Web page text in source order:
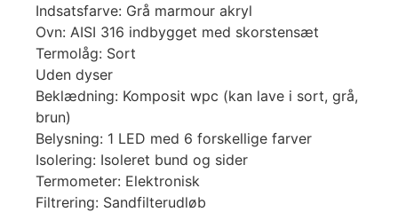
Indsatsfarve: Grå marmour akryl
Ovn: AISI 316 indbygget med skorstensæt
Termolåg: Sort
Uden dyser
Beklædning: Komposit wpc (kan lave i sort, grå,
brun)
Belysning: 1 LED med 6 forskellige farver
Isolering: Isoleret bund og sider
Termometer: Elektronisk
Filtrering: Sandfilterudløb